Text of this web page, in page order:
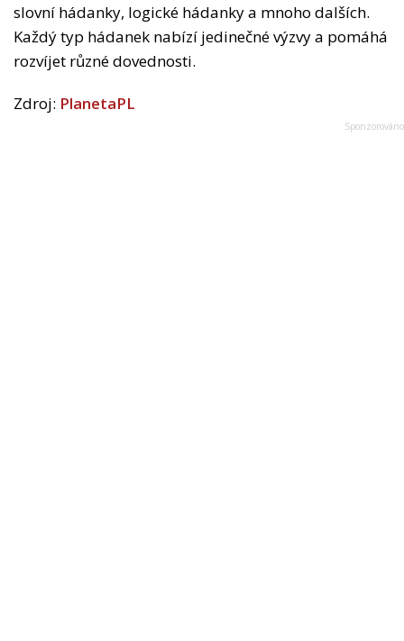
slovní hádanky, logické hádanky a mnoho dalších.
Každý typ hádanek nabízí jedinečné výzvy a pomáhá
rozvíjet různé dovednosti.
Zdroj: PlanetaPL